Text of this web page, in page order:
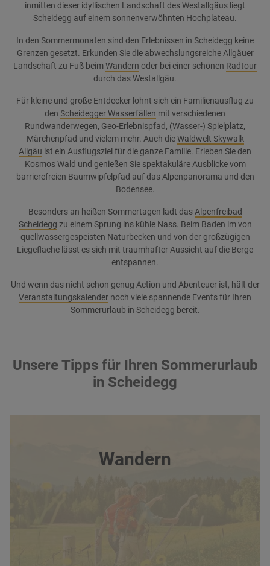
inmitten dieser idyllischen Landschaft des Westallgäus liegt
Scheidegg auf einem sonnenverwöhnten Hochplateau.
In den Sommermonaten sind den Erlebnissen in Scheidegg keine
Grenzen gesetzt. Erkunden Sie die abwechslungsreiche Allgäuer
Landschaft zu Fuß beimWandern oder bei einer schönen Radtour
durch das Westallgäu.
Für kleine und große Entdecker lohnt sich ein Familienausflug zu
den Scheidegger Wasserfällen mit verschiedenen
Rundwanderwegen, Geo-Erlebnispfad, (Wasser-) Spielplatz,
Märchenpfad und vielem mehr. Auch dieWaldwelt Skywalk
Allgäu ist ein Ausflugsziel für die ganze Familie. Erleben Sie den
Kosmos Wald und genießen Sie spektakuläre Ausblicke vom
barrierefreien Baumwipfelpfad auf das Alpenpanorama und den
Bodensee.
Besonders an heißen Sommertagen lädt dasAlpenfreibad
Scheidegg zu einem Sprung ins kühle Nass. Beim Baden im von
quellwassergespeisten Naturbecken und von der großzügigen
Liegefläche lässt es sich mit traumhafter Aussicht auf die Berge
entspannen.
Und wenn das nicht schon genug Action und Abenteuer ist, hält der
Veranstaltungskalender noch viele spannende Events für Ihren
Sommerurlaub in Scheidegg bereit.
Unsere Tipps für Ihren Sommerurlaub
in Scheidegg
Wandern